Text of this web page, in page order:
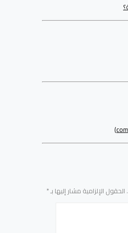
الحقول الإلزامية مشار إليها بـ*